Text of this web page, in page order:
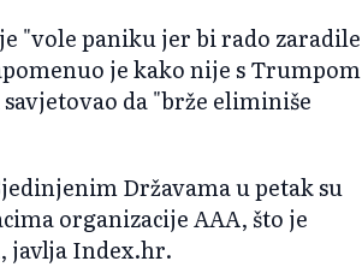
"vole paniku jer bi rado zaradile
je kako nije s Trumpom
da "brže eliminiše
Državama u petak su
organizacije AAA, što je
javlja Index.hr.